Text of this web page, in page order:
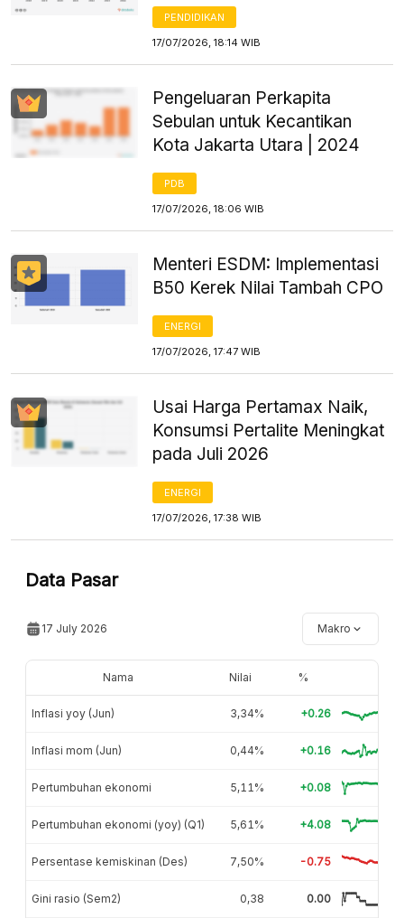
PENDIDIKAN
17/07/2026, 18:14 WIB
Pengeluaran Perkapita
Sebulan untuk Kecantikan
Kota Jakarta Utara | 2024
PDB
17/07/2026, 18:06 WIB
Menteri ESDM: Implementasi
B50 Kerek Nilai Tambah CPO
ENERGI
17/07/2026, 17:47 WIB
Usai Harga Pertamax Naik,
Konsumsi Pertalite Meningkat
pada Juli 2026
ENERGI
17/07/2026, 17:38 WIB
Data Pasar
17 July 2026 Makro
Nama Nilai %
Inflasi yoy (Jun) 3,34% +0.26
Inflasi mom (Jun) 0,44% +0.16
Pertumbuhan ekonomi 5,11% +0.08
Pertumbuhan ekonomi (yoy) (Q1) 5,61% +4.08
Persentase kemiskinan (Des) 7,50% -0.75
Gini rasio (Sem2) 0,38 0.00